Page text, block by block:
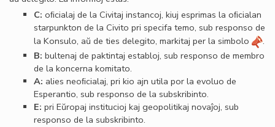
C: oﬁcialaj de la Civitaj instancoj, kiuj esprimas la oﬁcialan
starpunkton de la Civito pri specifa temo, sub responso de
la Konsulo, aŭ de ties delegito, markitaj per la simbolo
.
B: bultenaj de paktintaj establoj, sub responso de membro
de la koncerna komitato.
A: alies neoﬁcialaj, pri kio ajn utila por la evoluo de
Esperantio, sub responso de la subskribinto.
E: pri Eŭropaj institucioj kaj geopolitikaj novaĵoj, sub
responso de la subskribinto.